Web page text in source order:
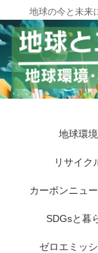
地球の今と未来
地球環境
リサイク
カーボンニュ
SDGsと暮
ゼロエミッ